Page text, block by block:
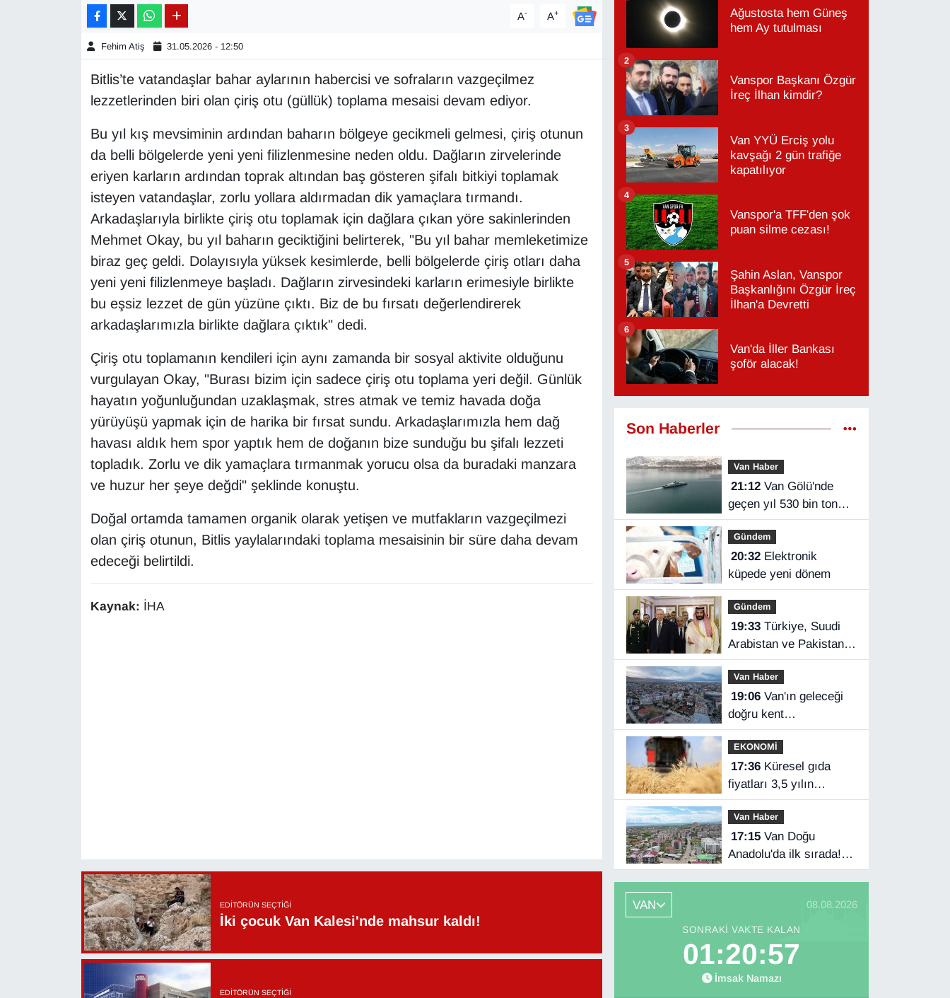
A- A+
Fehim Atiş 31.05.2026 - 12:50
Bitlis’te vatandaşlar bahar aylarının habercisi ve sofraların vazgeçilmez
lezzetlerinden biri olan çiriş otu (güllük) toplama mesaisi devam ediyor.
Bu yıl kış mevsiminin ardından baharın bölgeye gecikmeli gelmesi, çiriş otunun
da belli bölgelerde yeni yeni filizlenmesine neden oldu. Dağların zirvelerinde
eriyen karların ardından toprak altından baş gösteren şifalı bitkiyi toplamak
isteyen vatandaşlar, zorlu yollara aldırmadan dik yamaçlara tırmandı.
Arkadaşlarıyla birlikte çiriş otu toplamak için dağlara çıkan yöre sakinlerinden
Mehmet Okay, bu yıl baharın geciktiğini belirterek, "Bu yıl bahar memleketimize
biraz geç geldi. Dolayısıyla yüksek kesimlerde, belli bölgelerde çiriş otları daha
yeni yeni filizlenmeye başladı. Dağların zirvesindeki karların erimesiyle birlikte
bu eşsiz lezzet de gün yüzüne çıktı. Biz de bu fırsatı değerlendirerek
arkadaşlarımızla birlikte dağlara çıktık" dedi.
Çiriş otu toplamanın kendileri için aynı zamanda bir sosyal aktivite olduğunu
vurgulayan Okay, "Burası bizim için sadece çiriş otu toplama yeri değil. Günlük
hayatın yoğunluğundan uzaklaşmak, stres atmak ve temiz havada doğa
yürüyüşü yapmak için de harika bir fırsat sundu. Arkadaşlarımızla hem dağ
havası aldık hem spor yaptık hem de doğanın bize sunduğu bu şifalı lezzeti
topladık. Zorlu ve dik yamaçlara tırmanmak yorucu olsa da buradaki manzara
ve huzur her şeye değdi" şeklinde konuştu.
Doğal ortamda tamamen organik olarak yetişen ve mutfakların vazgeçilmezi
olan çiriş otunun, Bitlis yaylalarındaki toplama mesaisinin bir süre daha devam
edeceği belirtildi.
Kaynak: İHA
EDITÖRÜN SEÇTIĞI
İki çocuk Van Kalesi'nde mahsur kaldı!
EDITÖRÜN SEÇTIĞI
Ağustosta hem Güneş
hem Ay tutulması
Vanspor Başkanı Özgür
İreç İlhan kimdir?
2
Van YYÜ Erciş yolu
kavşağı 2 gün trafiğe
kapatılıyor
3
Vanspor'a TFF'den şok
puan silme cezası!
4
Şahin Aslan, Vanspor
Başkanlığını Özgür İreç
İlhan'a Devretti
5
Van'da İller Bankası
şoför alacak!
6
Son Haberler
Van Haber
21:12Van Gölü'nde
geçen yıl 530 bin ton
yük taşındı
Gündem
20:32Elektronik
küpede yeni dönem
Gündem
19:33Türkiye, Suudi
Arabistan ve Pakistan
üçlü savunma
anlaşması imzaladı
Van Haber
19:06Van'ın geleceği
doğru kent
planlamasında
EKONOMİ
17:36Küresel gıda
fiyatları 3,5 yılın
zirvesinde
Van Haber
17:15Van Doğu
Anadolu'da ilk sırada!
Bakanlık verileri
VAN
08.08.2026
SONRAKI VAKTE KALAN
01:20:56
İmsak Namazı
HABERDE İNSAN
Kamu Alımları
Kim Kimdir?
Kültür & Sanat
MAGAZİN
ONE EKONOMİ
POLİTİKA
RÖPORTAJ